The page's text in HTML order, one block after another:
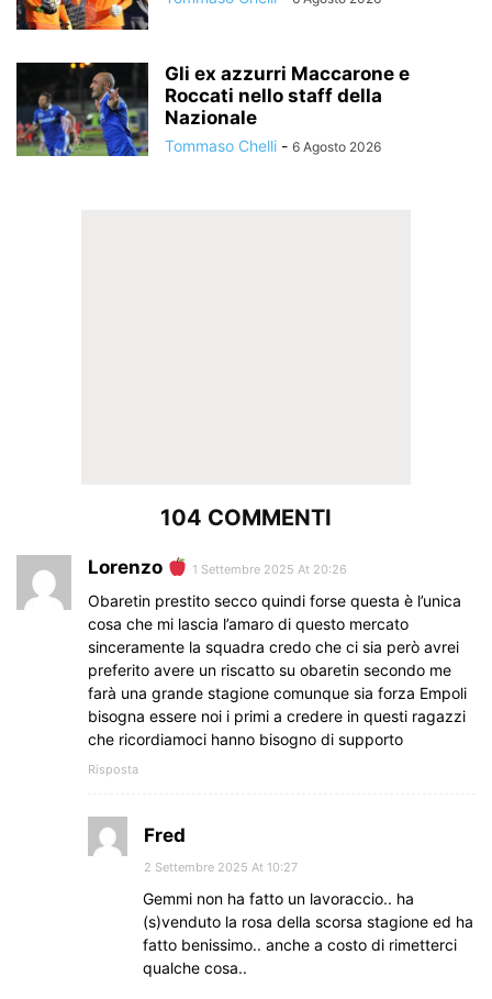
Gli ex azzurri Maccarone e
Roccati nello staff della
Nazionale
Tommaso Chelli - 6 Agosto 2026
104 COMMENTI
Lorenzo 1 Settembre 2025 At 20:26
Obaretin prestito secco quindi forse questa è l’unica
cosa che mi lascia l’amaro di questo mercato
sinceramente la squadra credo che ci sia però avrei
preferito avere un riscatto su obaretin secondo me
farà una grande stagione comunque sia forza Empoli
bisogna essere noi i primi a credere in questi ragazzi
che ricordiamoci hanno bisogno di supporto
Risposta
Fred
2 Settembre 2025 At 10:27
Gemmi non ha fatto un lavoraccio.. ha
(s)venduto la rosa della scorsa stagione ed ha
fatto benissimo.. anche a costo di rimetterci
qualche cosa..